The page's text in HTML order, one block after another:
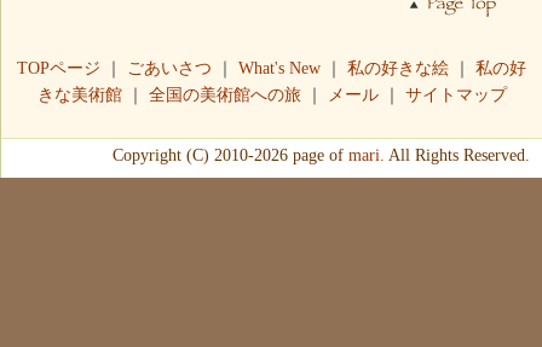
TOPページ ｜ ごあいさつ ｜ What's New ｜ 私の好きな絵 ｜ 私の好
きな美術館｜ 全国の美術館への旅｜ メール｜ サイトマップ
Copyright (C) 2010-2026 page of mari. All Rights Reserved.